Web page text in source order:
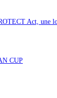
Act, une
CUP